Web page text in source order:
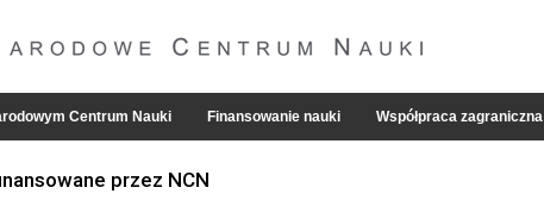
Centrum Nauki Finansowanie nauki Współpraca zagraniczna
przez NCN